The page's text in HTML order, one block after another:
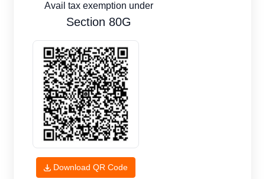
Avail tax exemption under
Section 80G
Download QR Code